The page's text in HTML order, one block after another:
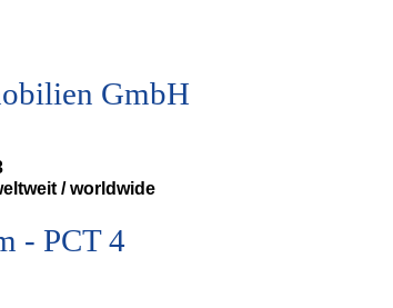
GmbH
/ worldwide
- PCT 4